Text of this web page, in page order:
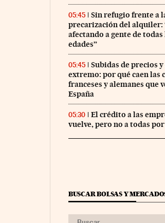
05:45
Sin refugio frente a
precarización del alquiler:
afectando a gente de todas
edades”
05:45
Subidas de precios
extremo: por qué caen las
franceses y alemanes que
España
05:30
El crédito a las
vuelve, pero no a todas
BUSCAR BOLSAS Y